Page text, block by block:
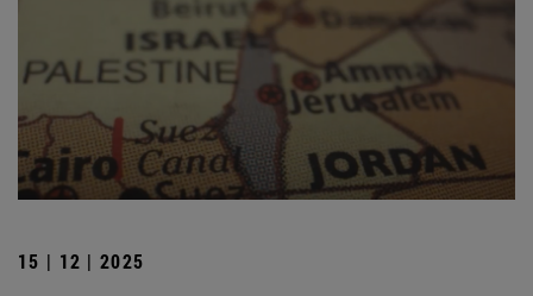
15 | 12 | 2025